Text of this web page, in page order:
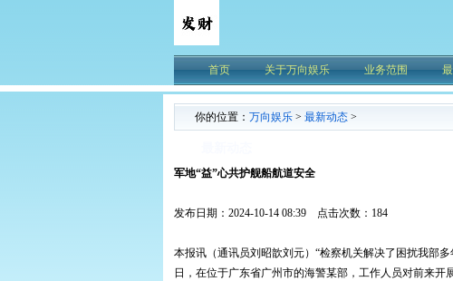
首页 关于万向娱乐 业务范围
你的位置： 万向娱乐 > 最新动态 >
军地“益”心共护舰船航道安全
发布日期：2024-10-14 08:39 点击次数：184
本报讯（通讯员刘昭歆刘元）“检察机关解决了困扰我部
日，在位于广东省广州市的海警某部，工作人员对前来开